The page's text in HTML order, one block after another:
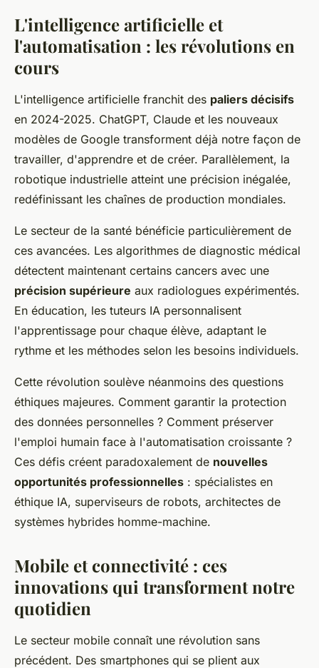
L'intelligence artificielle et
l'automatisation : les révolutions en
cours
L'intelligence artificielle franchit des paliers décisifs
en 2024-2025. ChatGPT, Claude et les nouveaux
modèles de Google transforment déjà notre façon de
travailler, d'apprendre et de créer. Parallèlement, la
robotique industrielle atteint une précision inégalée,
redéfinissant les chaînes de production mondiales.
Le secteur de la santé bénéficie particulièrement de
ces avancées. Les algorithmes de diagnostic médical
détectent maintenant certains cancers avec une
précision supérieure aux radiologues expérimentés.
En éducation, les tuteurs IA personnalisent
l'apprentissage pour chaque élève, adaptant le
rythme et les méthodes selon les besoins individuels.
Cette révolution soulève néanmoins des questions
éthiques majeures. Comment garantir la protection
des données personnelles ? Comment préserver
l'emploi humain face à l'automatisation croissante ?
Ces défis créent paradoxalement de nouvelles
opportunités professionnelles : spécialistes en
éthique IA, superviseurs de robots, architectes de
systèmes hybrides homme-machine.
Mobile et connectivité : ces
innovations qui transforment notre
quotidien
Le secteur mobile connaît une révolution sans
précédent. Des smartphones qui se plient aux